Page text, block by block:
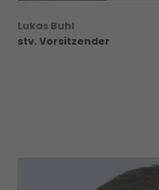
Lukas Buhl
stv. Vorsitzender